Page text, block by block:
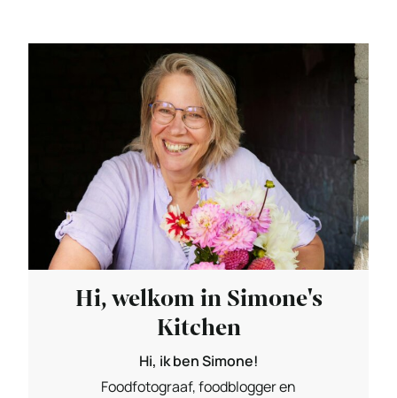
Hi, welkom in Simone's
Kitchen
Hi, ik ben Simone!
Foodfotograaf, foodblogger en